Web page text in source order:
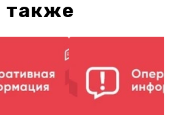
также